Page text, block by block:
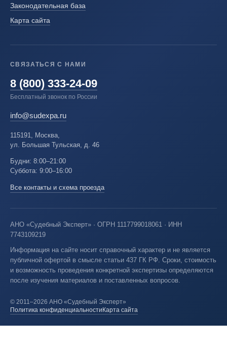
Законодательная база
Карта сайта
СВЯЗАТЬСЯ С НАМИ
8 (800) 333-24-09
Бесплатный звонок по России
info@sudexpa.ru
115191, Москва,
ул. Большая Тульская, д. 46
Будни: 8:00–21:00
Суббота: 9:00–16:00
Все контакты и схема проезда
АНО «Судебный Эксперт» · ОГРН 1117799018061 · ИНН
7743109219
Информация на сайте носит справочный характер и не является
публичной офертой в смысле статьи 437 ГК РФ. Сроки, стоимость
и возможность проведения конкретной экспертизы определяются
после изучения материалов и поставленных вопросов.
© 2011–2026 АНО «Судебный Эксперт»
Политика конфиденциальностиКарта сайта